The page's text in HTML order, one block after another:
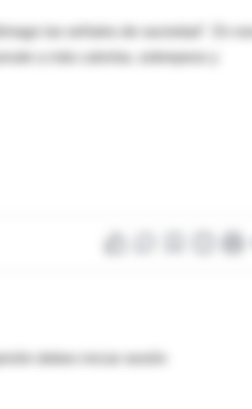
las señales de saciedad". En
a más calorías, sobrepeso y
debes iniciar sesión